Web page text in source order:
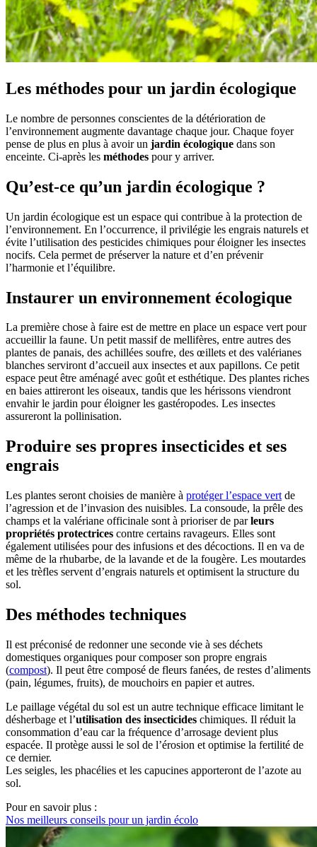
Les méthodes pour un jardin écologique
Le nombre de personnes conscientes de la détérioration de
l’environnement augmente davantage chaque jour. Chaque foyer
pense de plus en plus à avoir un jardin écologique dans son
enceinte. Ci-après les méthodes pour y arriver.
Qu’est-ce qu’un jardin écologique ?
Un jardin écologique est un espace qui contribue à la protection de
l’environnement. En l’occurrence, il privilégie les engrais naturels et
évite l’utilisation des pesticides chimiques pour éloigner les insectes
nocifs. Cela permet de préserver la nature et d’en prévenir
l’harmonie et l’équilibre.
Instaurer un environnement écologique
La première chose à faire est de mettre en place un espace vert pour
accueillir la faune. Un petit massif de mellifères, entre autres des
plantes de panais, des achillées soufre, des œillets et des valérianes
blanches serviront d’accueil aux insectes et aux papillons. Ce petit
espace peut être aménagé avec goût et esthétique. Des plantes riches
en baies attireront les oiseaux, tandis que les hérissons viendront
envahir le jardin pour éloigner les gastéropodes. Les insectes
assureront la pollinisation.
Produire ses propres insecticides et ses
engrais
Les plantes seront choisies de manière à protéger l’espace vert de
l’agression et de l’invasion des nuisibles. La consoude, la prêle des
champs et la valériane officinale sont à prioriser de parleurs
propriétés protectrices contre certains ravageurs. Elles sont
également utilisées pour des infusions et des décoctions. Il en va de
même de la rhubarbe, de la lavande et de la fougère. Les moutardes
et les trèfles servent d’engrais naturels et optimisent la structure du
sol.
Des méthodes techniques
Il est préconisé de redonner une seconde vie à ses déchets
domestiques organiques pour composer son propre engrais
(compost). Il peut être composé de fleurs fanées, de restes d’aliments
(pain, légumes, fruits), de mouchoirs en papier et autres.
Le paillage végétal du sol est un autre technique efficace limitant le
désherbage et l’utilisation des insecticides chimiques. Il réduit la
consommation d’eau car la fréquence d’arrosage devient plus
espacée. Il protège aussi le sol de l’érosion et optimise la fertilité de
ce dernier.
Les seigles, les phacélies et les capucines apporteront de l’azote au
sol.
Pour en savoir plus :
Nos meilleurs conseils pour un jardin écolo